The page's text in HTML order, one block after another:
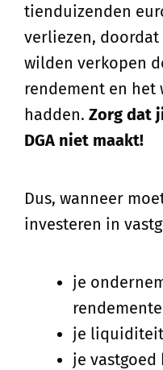
tienduizenden
verliezen,
wilden verkopen
rendement en het
hadden. Zorg dat
DGA niet maakt!
Dus, wanneer
investeren in
je
je
je